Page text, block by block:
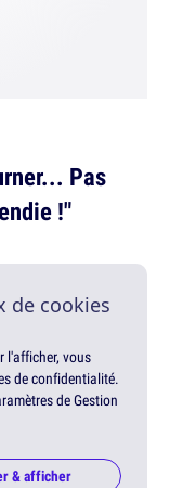
Pas
!"
de cookies
l'afficher, vous
de confidentialité.
de Gestion
& afficher